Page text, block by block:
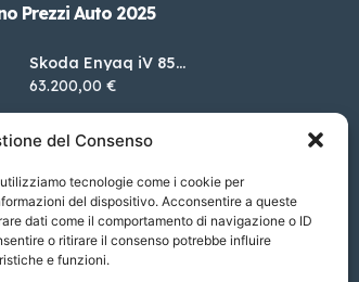
del Consenso
tecnologie come i cookie per
del dispositivo. Acconsentire a queste
dati come il comportamento di navigazione o ID
o ritirare il consenso potrebbe influire
e funzioni.
Prezzi Auto 2025
Skoda Enyaq iV 85
Advanced
63.200,00 €
Trocadero
47.800,00 €
Lexus UX Hybrid UX Hybrid
F-Sport 2WD MY24
53.500,00 €
Bentley Continental GT 4.0